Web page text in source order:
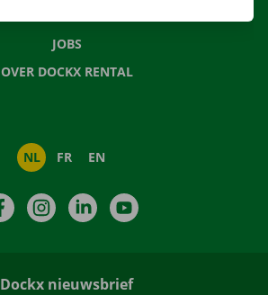
JOBS
OVER DOCKX RENTAL
NL FR EN
FacebookInstagramLinkedIn
Dockx nieuwsbrief